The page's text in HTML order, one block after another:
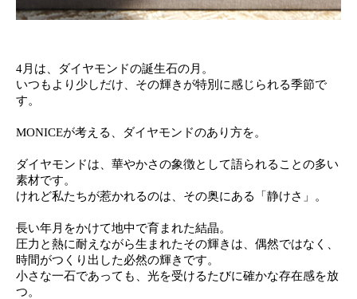
4月は、ダイヤモンドの誕生石の月。
いつもより少しだけ、その輝きが特別に感じられる季節で
す。
MONICEが考える、ダイヤモンドのあり方を。
ダイヤモンドは、華やかさの象徴として語られることの多い
素材です。
けれど私たちが惹かれるのは、その奥にある「静けさ」。
長い年月をかけて地中で育まれた結晶。
圧力と熱に耐えながら生まれたその輝きは、 偶然ではなく、
時間がつくり出した必然の輝きです。
小さな一石であっても、光を受けるたびに確かな存在感を放
つ。